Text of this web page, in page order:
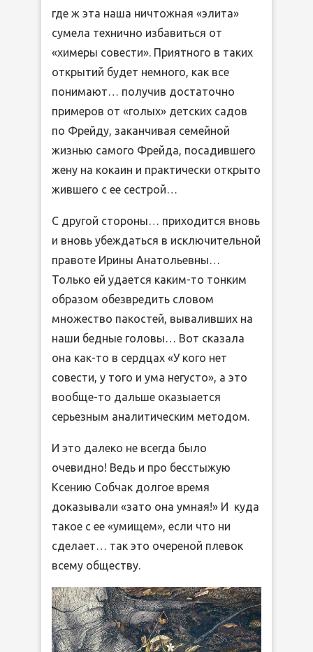
где ж эта наша ничтожная «элита»
сумела технично избавиться от
«химеры совести». Приятного в таких
открытий будет немного, как все
понимают… получив достаточно
примеров от «голых» детских садов
по Фрейду, заканчивая семейной
жизнью самого Фрейда, посадившего
жену на кокаин и практически открыто
жившего с ее сестрой…
С другой стороны… приходится вновь
и вновь убеждаться в исключительной
правоте Ирины Анатольевны…
Только ей удается каким-то тонким
образом обезвредить словом
множество пакостей, вываливших на
наши бедные головы… Вот сказала
она как-то в сердцах «У кого нет
совести, у того и ума негусто», а это
вообще-то дальше оказыается
серьезным аналитическим методом.
И это далеко не всегда было
очевидно! Ведь и про бесстыжую
Ксению Собчак долгое время
доказывали «зато она умная!» И куда
такое с ее «умищем», если что ни
сделает… так это очереной плевок
всему обществу.